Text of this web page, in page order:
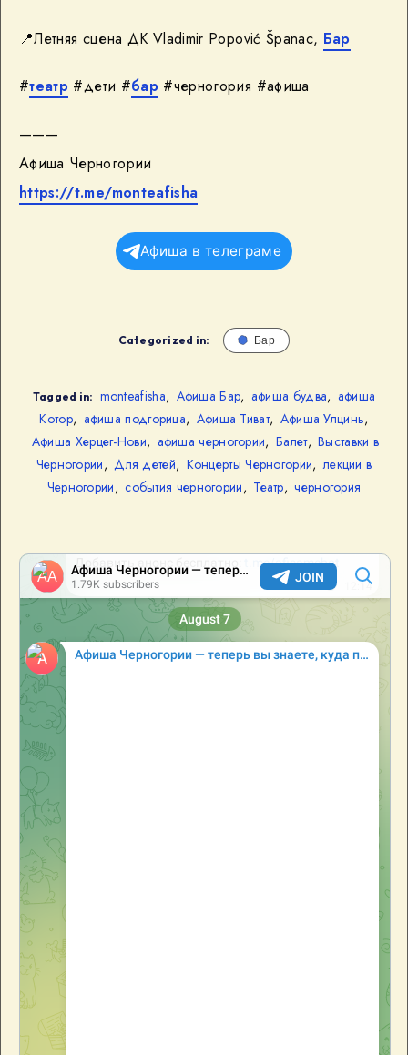
📍Летняя сцена ДК Vladimir Popović Španac, Бар
#театр #дети #бар #черногория #афиша
———
Афиша Черногории
https://t.me/monteafisha
Афиша в телеграме
Categorized in: Бар
Tagged in: monteafisha, Афиша Бар, афиша будва, афиша
Котор, афиша подгорица, Афиша Тиват, Афиша Улцинь,
Афиша Херцег-Нови, афиша черногории, Балет, Выставки в
Черногории, Для детей, Концерты Черногории, лекции в
Черногории, события черногории, Театр, черногория